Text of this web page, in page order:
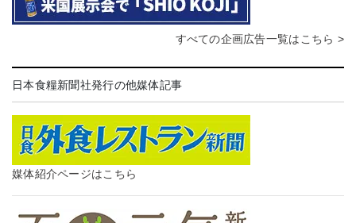
すべての企画広告一覧はこちら >
日本食糧新聞社発行の他媒体記事
媒体紹介ページはこちら